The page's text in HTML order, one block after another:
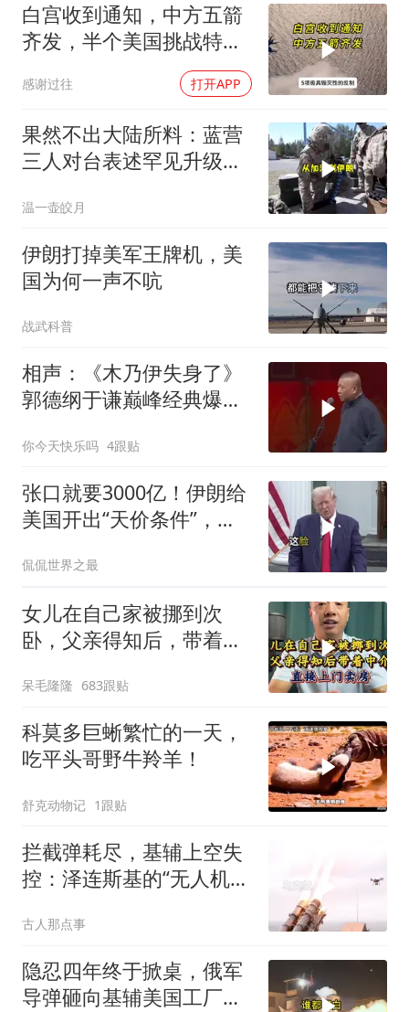
白宫收到通知，中方五箭
齐发，半个美国挑战特朗
感谢过往 打开APP
果然不出大陆所料：蓝营
三人对台表述罕见升级，
温一壶皎月
伊朗打掉美军王牌机，美
国为何一声不吭
战武科普
相声：《木乃伊失身了》
郭德纲于谦巅峰经典爆笑
你今天快乐吗 4跟贴
张口就要3000亿！伊朗给
美国开出“天价条件”，特
侃侃世界之最
女儿在自己家被挪到次
卧，父亲得知后，带着中
呆毛隆隆 683跟贴
科莫多巨蜥繁忙的一天，
吃平头哥野牛羚羊！
舒克动物记 1跟贴
拦截弹耗尽，基辅上空失
控：泽连斯基的“无人机神
古人那点事
隐忍四年终于掀桌，俄军
导弹砸向基辅美国工厂，